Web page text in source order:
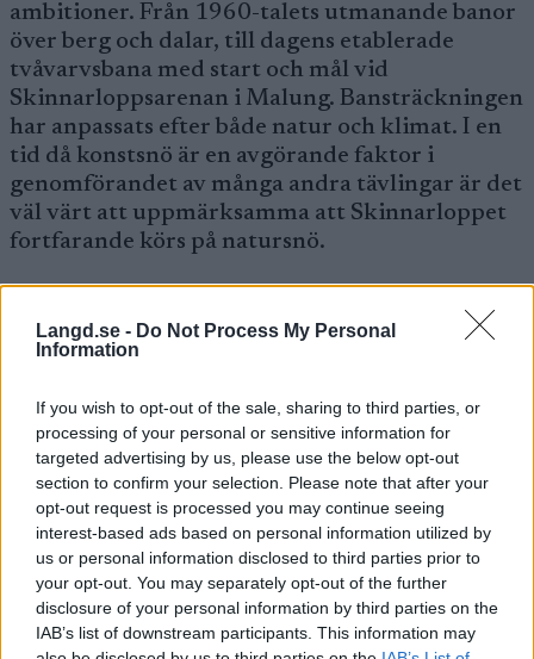
Langd.se - Do Not Process My Personal
Information
If you wish to opt-out of the sale, sharing to third parties, or
processing of your personal or sensitive information for
targeted advertising by us, please use the below opt-out
section to confirm your selection. Please note that after your
opt-out request is processed you may continue seeing
interest-based ads based on personal information utilized by
us or personal information disclosed to third parties prior to
your opt-out. You may separately opt-out of the further
disclosure of your personal information by third parties on the
IAB’s list of downstream participants. This information may
ambitioner. Från 1960-talets utmanande banor
över berg och dalar, till dagens etablerade
tvåvarvsbana med start och mål vid
Skinnarloppsarenan i Malung. Bansträckningen
har anpassats efter både natur och klimat. I en
tid då konstsnö är en avgörande faktor i
genomförandet av många andra tävlingar är det
väl värt att uppmärksamma att Skinnarloppet
fortfarande körs på natursnö.
Efter en period med lågt deltagande i mitten av
1990-talet fick Skinnarloppet ett tydligt
banförhållanden. Uppsvinget bidrog till att
stärka loppets ställning, vilket gjorde att allt
fler meriterade åkare från både Sverige och
Norge började delta. I dag ställer sig hundratals
åkare på startlinjen varje år, med
toppnoteringar på över 1 500 startande. Något
som ytterligare bidrar till den breda
dragningskraften är det generösa prisbordet.
Både elitåkare, motionärer, och från och med i